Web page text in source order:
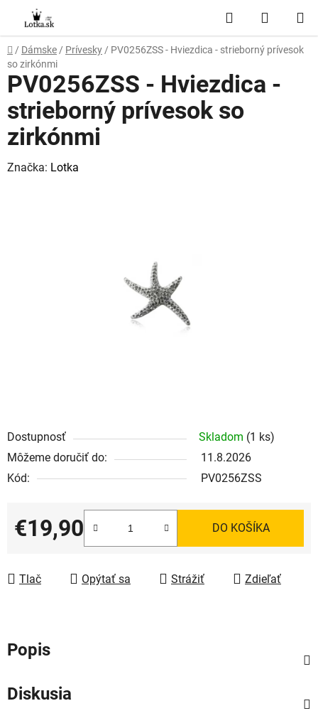
obsah
Hľadať
KOŠÍK
Domov
/ Dámske / Prívesky / PV0256ZSS - Hviezdica - strieborný prívesok
so zirkónmi
Dostupnosť Skladom (1 ks)
Môžeme doručiť do:
11.8.2026
Kód:
PV0256ZSS
€19,90
Jednotková cena:
DO KOŠÍKA
Tlač Opýtať sa Strážiť Zdieľať
PV0256ZSS - Hviezdica -
strieborný prívesok so
zirkónmi
Značka: Lotka
Popis
Diskusia